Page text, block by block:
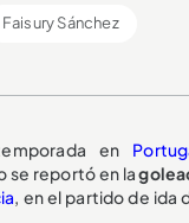
Faisury Sánchez
en
se reportó en la
, en el partido de ida